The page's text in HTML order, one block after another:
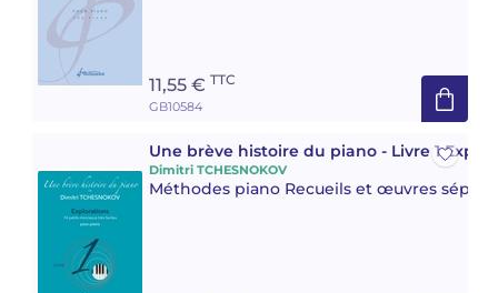
11,55 € TTC
GB10584
Une brève histoire du piano - Livre 1
Dimitri TCHESNOKOV
Méthodes piano Recueils et œuvres